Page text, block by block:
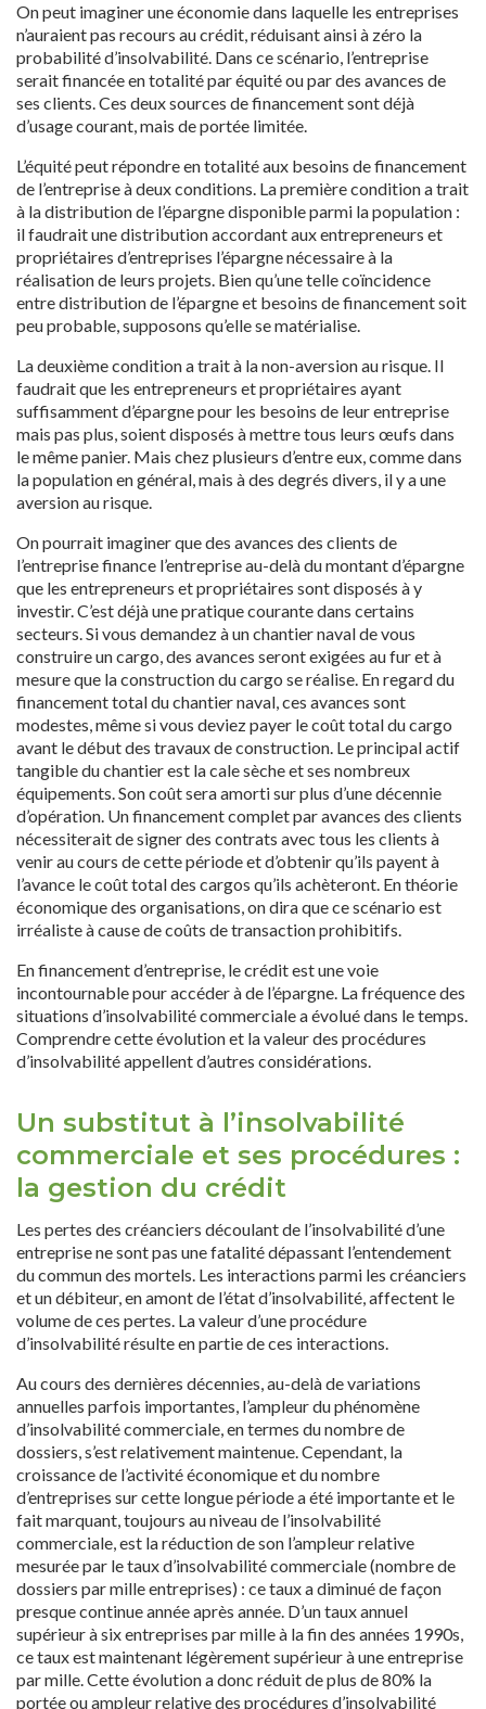
On peut imaginer une économie dans laquelle les entreprises
n’auraient pas recours au crédit, réduisant ainsi à zéro la
probabilité d’insolvabilité. Dans ce scénario, l’entreprise
serait financée en totalité par équité ou par des avances de
ses clients. Ces deux sources de financement sont déjà
d’usage courant, mais de portée limitée.
L’équité peut répondre en totalité aux besoins de financement
de l’entreprise à deux conditions. La première condition a trait
à la distribution de l’épargne disponible parmi la population :
il faudrait une distribution accordant aux entrepreneurs et
propriétaires d’entreprises l’épargne nécessaire à la
réalisation de leurs projets. Bien qu’une telle coïncidence
entre distribution de l’épargne et besoins de financement soit
peu probable, supposons qu’elle se matérialise.
La deuxième condition a trait à la non-aversion au risque. Il
faudrait que les entrepreneurs et propriétaires ayant
suffisamment d’épargne pour les besoins de leur entreprise
mais pas plus, soient disposés à mettre tous leurs œufs dans
le même panier. Mais chez plusieurs d’entre eux, comme dans
la population en général, mais à des degrés divers, il y a une
aversion au risque.
On pourrait imaginer que des avances des clients de
l’entreprise finance l’entreprise au-delà du montant d’épargne
que les entrepreneurs et propriétaires sont disposés à y
investir. C’est déjà une pratique courante dans certains
secteurs. Si vous demandez à un chantier naval de vous
construire un cargo, des avances seront exigées au fur et à
mesure que la construction du cargo se réalise. En regard du
financement total du chantier naval, ces avances sont
modestes, même si vous deviez payer le coût total du cargo
avant le début des travaux de construction. Le principal actif
tangible du chantier est la cale sèche et ses nombreux
équipements. Son coût sera amorti sur plus d’une décennie
d’opération. Un financement complet par avances des clients
nécessiterait de signer des contrats avec tous les clients à
venir au cours de cette période et d’obtenir qu’ils payent à
l’avance le coût total des cargos qu’ils achèteront. En théorie
économique des organisations, on dira que ce scénario est
irréaliste à cause de coûts de transaction prohibitifs.
En financement d’entreprise, le crédit est une voie
incontournable pour accéder à de l’épargne. La fréquence des
situations d’insolvabilité commerciale a évolué dans le temps.
Comprendre cette évolution et la valeur des procédures
d’insolvabilité appellent d’autres considérations.
Un substitut à l’insolvabilité
commerciale et ses procédures :
la gestion du crédit
Les pertes des créanciers découlant de l’insolvabilité d’une
entreprise ne sont pas une fatalité dépassant l’entendement
du commun des mortels. Les interactions parmi les créanciers
et un débiteur, en amont de l’état d’insolvabilité, affectent le
volume de ces pertes. La valeur d’une procédure
d’insolvabilité résulte en partie de ces interactions.
Au cours des dernières décennies, au-delà de variations
annuelles parfois importantes, l’ampleur du phénomène
d’insolvabilité commerciale, en termes du nombre de
dossiers, s’est relativement maintenue. Cependant, la
croissance de l’activité économique et du nombre
d’entreprises sur cette longue période a été importante et le
fait marquant, toujours au niveau de l’insolvabilité
commerciale, est la réduction de son l’ampleur relative
mesurée par le taux d’insolvabilité commerciale (nombre de
dossiers par mille entreprises) : ce taux a diminué de façon
presque continue année après année. D’un taux annuel
supérieur à six entreprises par mille à la fin des années 1990s,
ce taux est maintenant légèrement supérieur à une entreprise
par mille. Cette évolution a donc réduit de plus de 80% la
portée ou ampleur relative des procédures d’insolvabilité